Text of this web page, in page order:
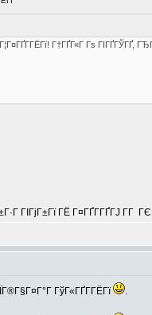
Г†ГҐГ«Г Гѕ ГІГҐГЎГҐ,
ГІГјГ±Гї ГЁ Г¤ГҐГ­ГҐГЈ Г­Г
ГўГ«ГҐГ­ГЁГї .